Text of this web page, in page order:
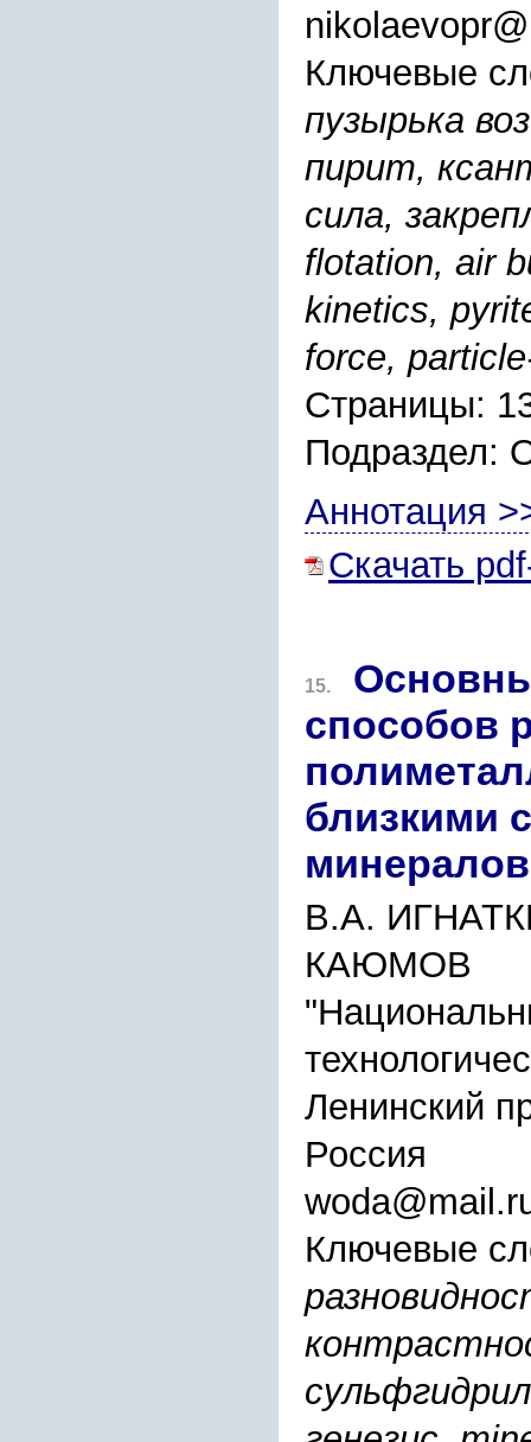
Ключевые
пузырька
пирит,
сила,
flotation, air
kinetics,
force,
Страницы:
Подраздел:
Аннотация
Скачать
15.
способов
близкими
минералов
В.А.
КАЮМОВ
Ленинский
Россия
Ключевые